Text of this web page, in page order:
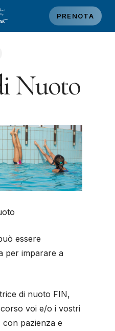
PRENOTA
Nuoto
essere
per imparare a
di nuoto FIN,
voi e/o i vostri
con pazienza e